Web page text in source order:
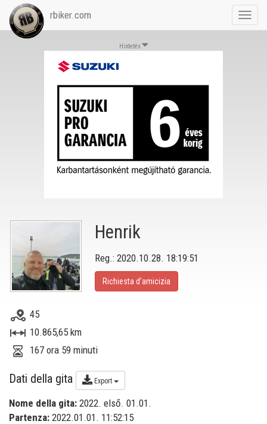
rbiker.com
Hirdetés
Henrik
Reg.: 2020.10.28. 18:19:51
Richiesta d’amicizia
45
10.865,65 km
167 ora 59 minuti
Dati della gita Export
Nome della gita: 2022. első. 01.01.
Partenza: 2022.01.01. 11:52:15